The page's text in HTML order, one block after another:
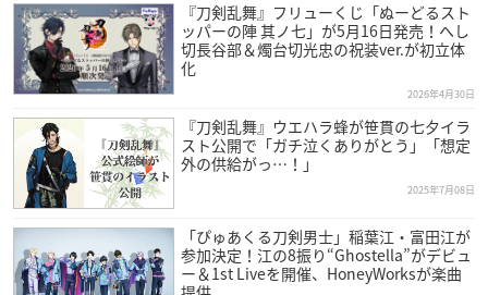
『刀剣乱舞』フリューくじ「ぬーどるスト
ッパーの陣 其ノ七」が5月16日発売！へし
切長谷部＆燭台切光忠の祝装ver.が初立体
化
2026年4月30日
『刀剣乱舞』ウエハラ蜂が笹貫の七夕イラ
スト公開で「ガチ泣くありがとう」「想定
外の供給がっ…！」
2025年7月08日
「ぴゅあくる刀剣男士」稲葉江・富田江が
参加決定！江の8振り“Ghostella”がデビュ
ー＆1st Liveを開催、HoneyWorksが楽曲